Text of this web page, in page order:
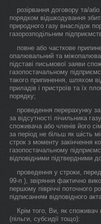
розірвання договору та/
порядком відшкодування
природного газу внаслідок
газорозподільним
повне або часткове
опалювальний та
підставі письмової заяви
газопостачальному
такого припинення, шляхом
приладів і пристроїв та їх
порядку;
проведення перерахунку
за відсутності лічильника
споживача або членів його
за період не більш як шість
строк з моменту закінчення
газопостачальному
відповідними підтвердними
проведення у строки,
99-п ), звіряння фактично
першому півріччі поточного
підписанням відповідного
Крім того, Ви, як споживач
(пільги, субсидії тощо):